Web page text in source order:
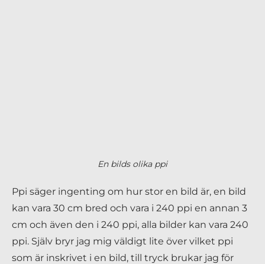
En bilds olika ppi
Ppi säger ingenting om hur stor en bild är, en bild
kan vara 30 cm bred och vara i 240 ppi en annan 3
cm och även den i 240 ppi, alla bilder kan vara 240
ppi. Själv bryr jag mig väldigt lite över vilket ppi
som är inskrivet i en bild, till tryck brukar jag för